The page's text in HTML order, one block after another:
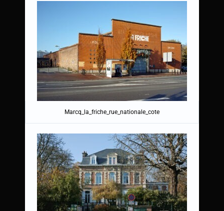
Marcq_la_friche_rue_nationale_cote